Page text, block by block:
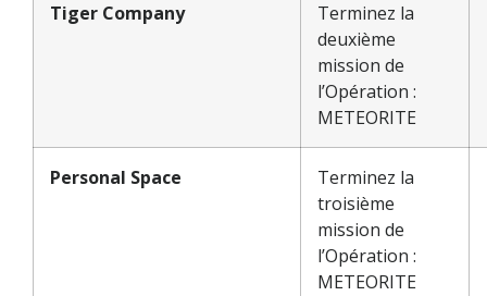
Tiger Company
Terminez la
deuxième
mission de
l’Opération :
METEORITE
Personal Space
Terminez la
troisième
mission de
l’Opération :
METEORITE